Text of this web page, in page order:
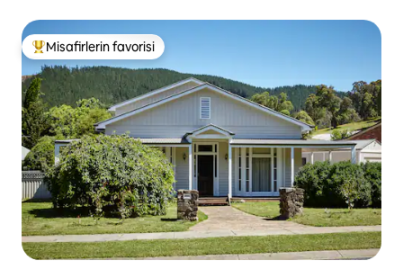
Misafirlerin favorilerinden en beğenilenler arasında
Misafirlerin favorisi